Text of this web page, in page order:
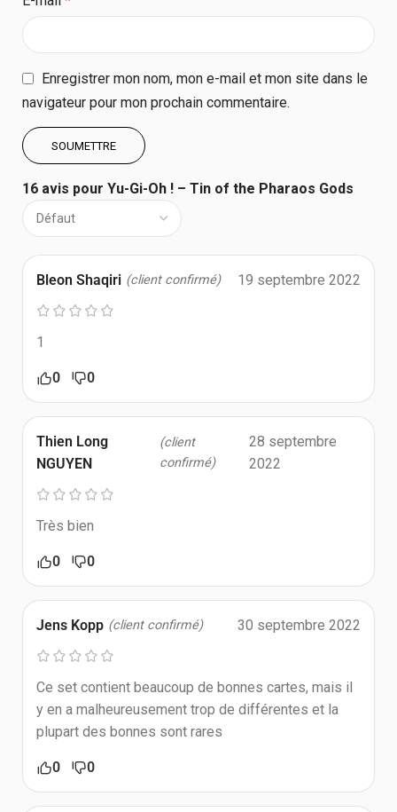
16 avis pour Yu-Gi-Oh ! – Tin of the Pharaos Gods
Bleon Shaqiri (client confirmé) 19 septembre 2022
1
0 0
Thien Long
NGUYEN
(client
confirmé)
28 septembre
2022
Très bien
0 0
Jens Kopp (client confirmé) 30 septembre 2022
Ce set contient beaucoup de bonnes cartes, mais il
y en a malheureusement trop de différentes et la
plupart des bonnes sont rares
0 0
Enregistrer mon nom, mon e-mail et mon site dans le
navigateur pour mon prochain commentaire.